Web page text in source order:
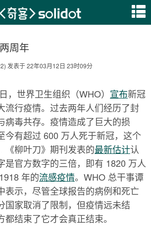
周年
发表于 22年03月12日 23时09分
，世界卫生组织（WHO） 宣布新冠
流行疫情。过去两年人们经历了封
病毒共存。疫情造成了巨大的损
今有超过 600 万人死于新冠，这个
《柳叶刀》期刊发表的最新估计认
是官方数字的三倍，即有 1820 万人
年的流感疫情。WHO 总干事谭
表示，尽管全球报告的病例和死亡
国家取消了限制，但疫情远未结
结束了它才会真正结束。